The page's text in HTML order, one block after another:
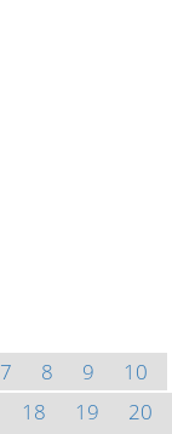
7 8 9
10
18 19
20